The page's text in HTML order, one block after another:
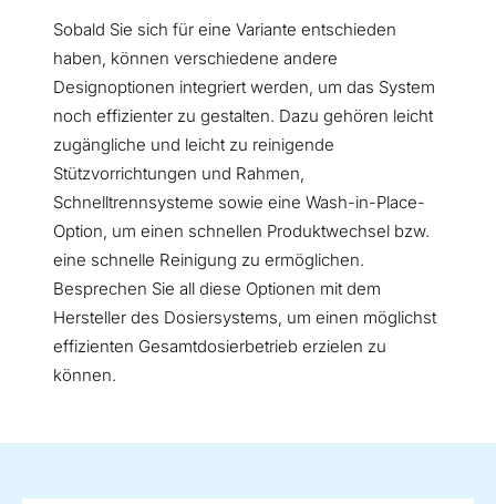
Sobald Sie sich für eine Variante entschieden
haben, können verschiedene andere
Designoptionen integriert werden, um das System
noch effizienter zu gestalten. Dazu gehören leicht
zugängliche und leicht zu reinigende
Stützvorrichtungen und Rahmen,
Schnelltrennsysteme sowie eine Wash-in-Place-
Option, um einen schnellen Produktwechsel bzw.
eine schnelle Reinigung zu ermöglichen.
Besprechen Sie all diese Optionen mit dem
Hersteller des Dosiersystems, um einen möglichst
effizienten Gesamtdosierbetrieb erzielen zu
können.